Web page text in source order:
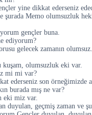
yine dikkat ederseniz
şurada Memo olumsuzluk
gençler buna.
ediyorum?
gelecek zamanın olumsuz.
kuşam, olumsuzluk eki var.
mi mi var?
ederseniz son örneğimizde
burada mış ne var?
eki miz var.
duyulan, geçmiş zaman ve